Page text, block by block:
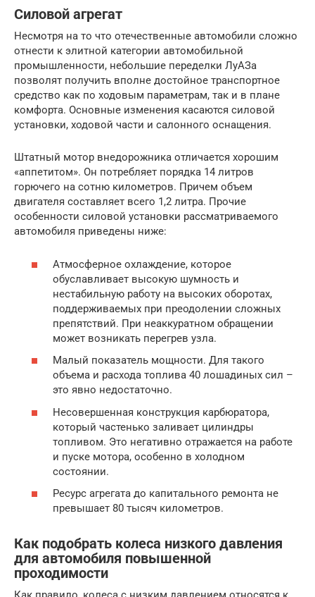
Силовой агрегат
Несмотря на то что отечественные автомобили сложно
отнести к элитной категории автомобильной
промышленности, небольшие переделки ЛуАЗа
позволят получить вполне достойное транспортное
средство как по ходовым параметрам, так и в плане
комфорта. Основные изменения касаются силовой
установки, ходовой части и салонного оснащения.
Штатный мотор внедорожника отличается хорошим
«аппетитом». Он потребляет порядка 14 литров
горючего на сотню километров. Причем объем
двигателя составляет всего 1,2 литра. Прочие
особенности силовой установки рассматриваемого
автомобиля приведены ниже:
Атмосферное охлаждение, которое
обуславливает высокую шумность и
нестабильную работу на высоких оборотах,
поддерживаемых при преодолении сложных
препятствий. При неаккуратном обращении
может возникать перегрев узла.
Малый показатель мощности. Для такого
объема и расхода топлива 40 лошадиных сил –
это явно недостаточно.
Несовершенная конструкция карбюратора,
который частенько заливает цилиндры
топливом. Это негативно отражается на работе
и пуске мотора, особенно в холодном
состоянии.
Ресурс агрегата до капитального ремонта не
превышает 80 тысяч километров.
Как подобрать колеса низкого давления
для автомобиля повышенной
проходимости